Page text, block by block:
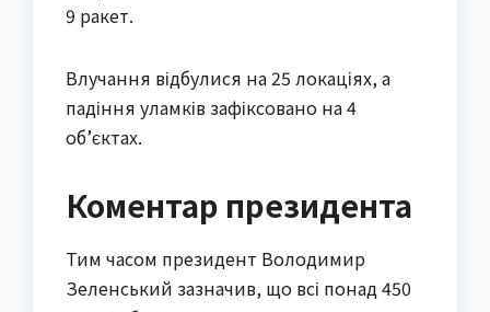
9 ракет.
Влучання відбулися на 25 локаціях, а
падіння уламків зафіксовано на 4
об’єктах.
Коментар президента
Тим часом президент Володимир
Зеленський зазначив, що всі понад 450